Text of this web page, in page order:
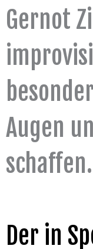
Gernot
Augen
schaffen.
Der in